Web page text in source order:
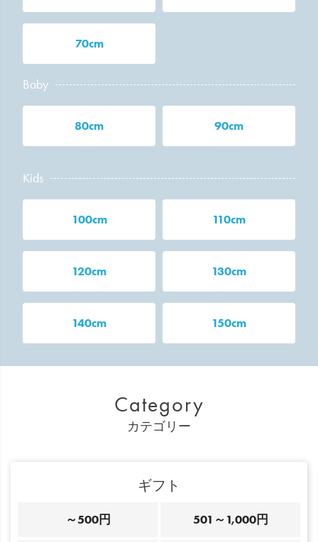
70cm
Baby
80cm 90cm
Kids
100cm 110cm
120cm 130cm
140cm 150cm
Category
カテゴリー
ギフト
～500円 501～1,000円